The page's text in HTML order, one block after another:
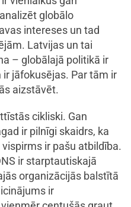
globālo
intereses un tad
Latvijas un tai
– globālajā politikā ir
jāfokusējas. Par tām ir
aizstāvēt.
cikliski. Gan
ir pilnīgi skaidrs, ka
ir pašu atbildība.
ir starptautiskajā
organizācijās balstītā
ir